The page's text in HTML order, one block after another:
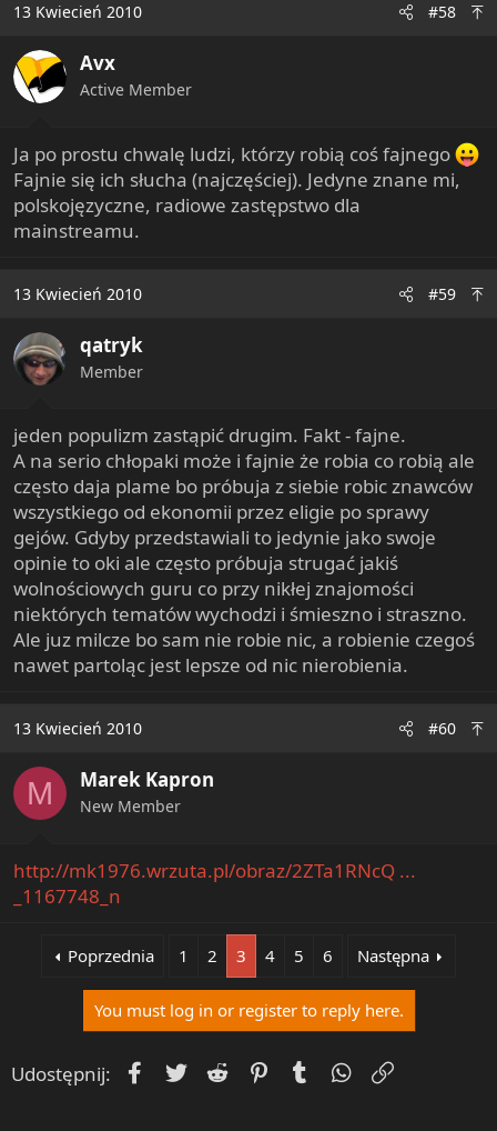
13 Kwiecień 2010 #58
Avx
Active Member
Ja po prostu chwalę ludzi, którzy robią coś fajnego
Fajnie się ich słucha (najczęściej). Jedyne znane mi,
polskojęzyczne, radiowe zastępstwo dla
mainstreamu.
13 Kwiecień 2010 #59
qatryk
Member
jeden populizm zastąpić drugim. Fakt - fajne.
A na serio chłopaki może i fajnie że robia co robią ale
często daja plame bo próbuja z siebie robic znawców
wszystkiego od ekonomii przez eligie po sprawy
gejów. Gdyby przedstawiali to jedynie jako swoje
opinie to oki ale często próbuja strugać jakiś
wolnościowych guru co przy nikłej znajomości
niektórych tematów wychodzi i śmieszno i straszno.
Ale juz milcze bo sam nie robie nic, a robienie czegoś
nawet partoląc jest lepsze od nic nierobienia.
13 Kwiecień 2010 #60
M Marek Kapron
New Member
http://mk1976.wrzuta.pl/obraz/2ZTa1RNcQ ...
_1167748_n
Poprzednia 1 2 3 4 5 6 Następna
You must log in or register to reply here.
Udostępnij: Facebook
Twitter Reddit PinterestTumblrWhatsApp